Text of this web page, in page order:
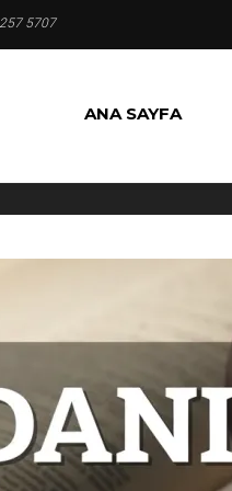
5707
ANA SAYFA